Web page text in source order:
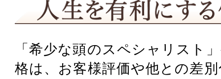
「希少な頭のスペシャリスト
格は、 お客様評価や他との差